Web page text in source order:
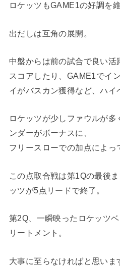
ロケッツもGAME1の好調を
出だしは互角の展開。
中盤からは前の試合で良い
スコアしたり、GAME1でイ
イがバスカン獲得など、ハイ
ロケッツが少しファウルが
ンダーがボーナスに、
フリースローでの加点によっ
この点取合戦は第1Qの最後
ッツが5点リードで終了。
第2Q、一瞬映ったロケッツ
リートメント。
大事に至らなければと思いま